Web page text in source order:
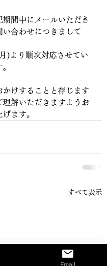
期間中にメールいただき
い合わせにつきまして
)より順次対応させてい
かけすることと存じます
理解いただきますようお
ます。
すべて表示
Email